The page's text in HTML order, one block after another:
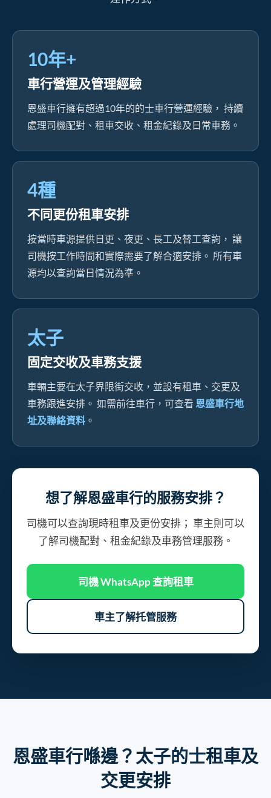
10年+
車行營運及管理經驗
恩盛車行擁有超過10年的的士車行營運經驗， 持續
處理司機配對、租車交收、租金紀錄及日常車務。
4種
不同更份租車安排
按當時車源提供日更、夜更、長工及替工查詢， 讓
司機按工作時間和實際需要了解合適安排。 所有車
源均以查詢當日情況為準。
太子
固定交收及車務支援
車輛主要在太子界限街交收，並設有租車、交更及
車務跟進安排。 如需前往車行，可查看 恩盛車行地
址及聯絡資料 。
想了解恩盛車行的服務安排？
司機可以查詢現時租車及更份安排； 車主則可以
了解司機配對、租金紀錄及車務管理服務。
司機 WhatsApp 查詢租車
車主了解托管服務
恩盛車行喺邊？太子的士租車及
交更安排